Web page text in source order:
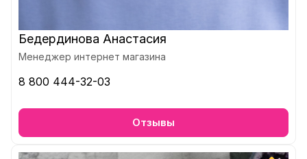
Бедердинова Анастасия
Менеджер интернет магазина
8 800 444-32-03
Отзывы